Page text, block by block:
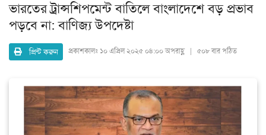
ভারতের ট্রান্সশিপমেন্ট বাতিলে বাংলাদেশে বড় প্রভাব
পড়বে না: বাণিজ্য উপদেষ্টা
প্রিন্ট করুন প্রকাশকালঃ ১০ এপ্রিল ২০২৫ ০৪:০০ অপরাহ্ণ | ৫০৮ বার পঠিত